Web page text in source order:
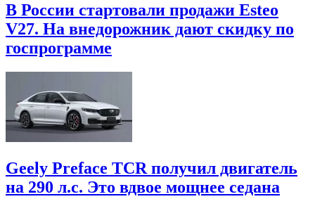
В России стартовали продажи Esteo
V27. На внедорожник дают скидку по
госпрограмме
Geely Preface TCR получил двигатель
на 290 л.с. Это вдвое мощнее седана